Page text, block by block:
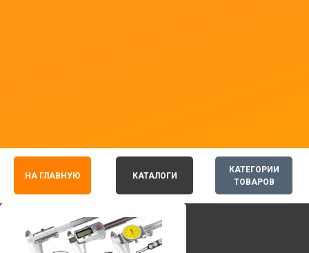
КАТЕГОРИИ
ТОВАРОВ
НА ГЛАВНУЮ КАТАЛОГИ